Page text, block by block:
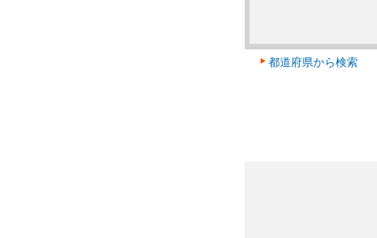
都道府県から検索